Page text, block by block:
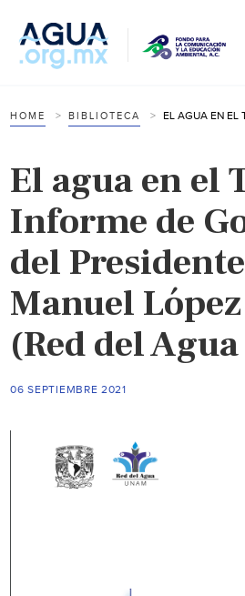
HOME BIBLIOTECA
El agua en el
Informe de
del
Manuel
(Red del
06 SEPTIEMBRE 2021